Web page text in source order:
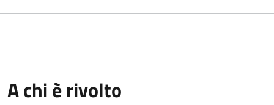
A chi è rivolto